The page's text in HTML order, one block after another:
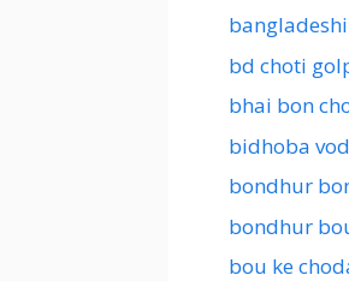
bd choti
bhai bon
bidhoba
bondhur
bondhur
bou ke